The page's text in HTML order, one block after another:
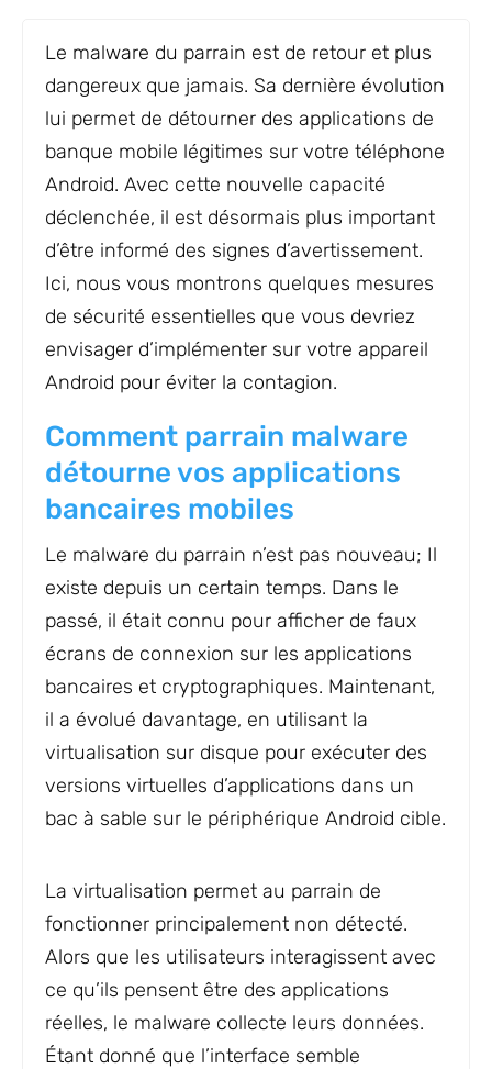
Le malware du parrain est de retour et plus
dangereux que jamais. Sa dernière évolution
lui permet de détourner des applications de
banque mobile légitimes sur votre téléphone
Android. Avec cette nouvelle capacité
déclenchée, il est désormais plus important
d’être informé des signes d’avertissement.
Ici, nous vous montrons quelques mesures
de sécurité essentielles que vous devriez
envisager d’implémenter sur votre appareil
Android pour éviter la contagion.
Comment parrain malware
détourne vos applications
bancaires mobiles
Le malware du parrain n’est pas nouveau; Il
existe depuis un certain temps. Dans le
passé, il était connu pour afficher de faux
écrans de connexion sur les applications
bancaires et cryptographiques. Maintenant,
il a évolué davantage, en utilisant la
virtualisation sur disque pour exécuter des
versions virtuelles d’applications dans un
bac à sable sur le périphérique Android cible.
La virtualisation permet au parrain de
fonctionner principalement non détecté.
Alors que les utilisateurs interagissent avec
ce qu’ils pensent être des applications
réelles, le malware collecte leurs données.
Étant donné que l’interface semble